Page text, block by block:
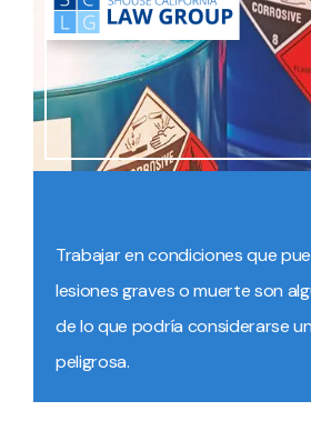
Trabajar en condiciones que
lesiones graves o muerte son
de lo que podría considerarse
peligrosa.